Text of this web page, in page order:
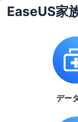
EaseUS家
デー